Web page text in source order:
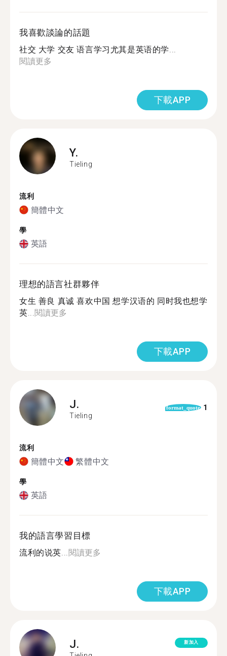
我喜歡談論的話題
社交 大学 交友 语言学习尤其是英语的学...
閱讀更多
下載APP
Y.
Tieling
流利
簡體中文
學
英語
理想的語言社群夥伴
女生 善良 真诚 喜欢中国 想学汉语的 同时我也想学
英...閱讀更多
下載APP
J.
Tieling
format_quote 1
流利
簡體中文 繁體中文
學
英語
我的語言學習目標
流利的说英...閱讀更多
下載APP
J. 新加入